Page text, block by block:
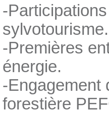
-
sylvotourisme.
-Premières
énergie.
-Engagement
forestière